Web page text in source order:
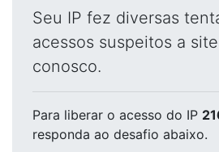
Seu IP fez diversas
acessos suspeitos a
conosco.
Para liberar o acesso do IP
responda ao desafio abaixo.